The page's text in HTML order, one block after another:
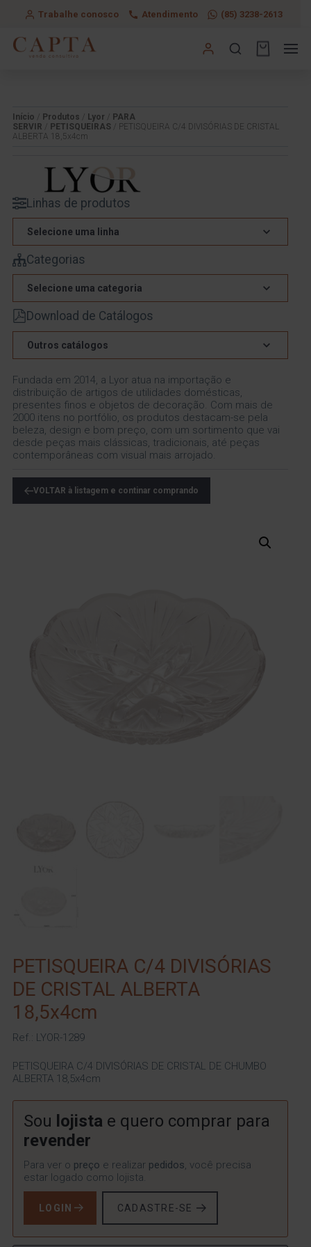
Trabalhe conosco Atendimento (85) 3238-2613
Início Produtos Lyor
PARA
SERVIR
PETISQUEIRAS / PETISQUEIRA C/4 DIVISÓRIAS DE CRISTAL
ALBERTA 18,5x4cm
Linhas de produtos
Selecione uma linha
Categorias
Selecione uma categoria
Download de Catálogos
Outros catálogos
Fundada em 2014, a Lyor atua na importação e
distribuição de artigos de utilidades domésticas,
presentes finos e objetos de decoração. Com mais de
2000 itens no portfólio, os produtos destacam-se pela
beleza, design e bom preço, com um sortimento que vai
desde peças mais clássicas, tradicionais, até peças
contemporâneas com visual mais arrojado.
VOLTAR à listagem e continar comprando
PETISQUEIRA C/4 DIVISÓRIAS
DE CRISTAL ALBERTA
18,5x4cm
Ref.: LYOR-1289
PETISQUEIRA C/4 DIVISÓRIAS DE CRISTAL DE CHUMBO
ALBERTA 18,5x4cm
Sou lojista e quero comprar para
revender
Para ver o preço e realizar pedidos, você precisa
estar logado como lojista.
LOGIN CADASTRE-SE